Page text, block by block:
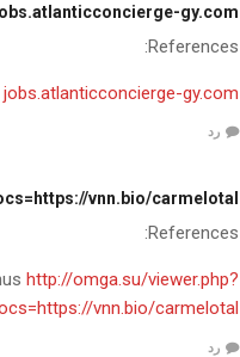
gy.com
References:
jobs.atlanticconcierge-gy.com
رد
vnn.bio/carmelotal
References:
http://omga.su/viewer.php?
vnn.bio/carmelotal
رد